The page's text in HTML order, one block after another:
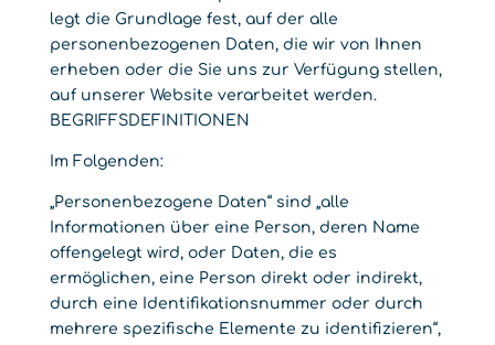
legt die Grundlage fest, auf der alle
personenbezogenen Daten, die wir von Ihnen
erheben oder die Sie uns zur Verfügung stellen,
auf unserer Website verarbeitet werden.
BEGRIFFSDEFINITIONEN
Im Folgenden:
„Personenbezogene Daten“ sind „alle
Informationen über eine Person, deren Name
offengelegt wird, oder Daten, die es
ermöglichen, eine Person direkt oder indirekt,
durch eine Identifikationsnummer oder durch
mehrere spezifische Elemente zu identifizieren“,